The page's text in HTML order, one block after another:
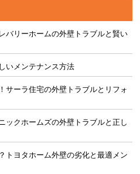
バリーホームの外壁トラブルと賢い
いメンテナンス方法
サーラ住宅の外壁トラブルとリフォ
ックホームズの外壁トラブルと正し
トヨタホーム外壁の劣化と最適メン